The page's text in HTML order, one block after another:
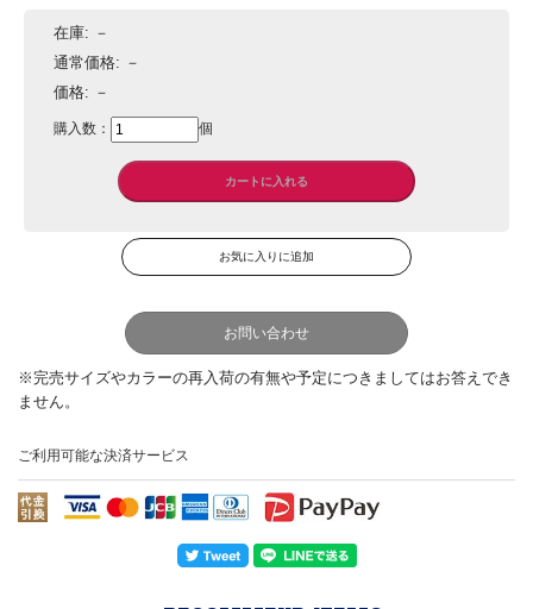
在庫: －
通常価格: －
価格: －
購入数： 個
お問い合わせ
ご利用可能な決済サービス